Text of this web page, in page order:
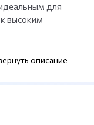
для
высоким
описание